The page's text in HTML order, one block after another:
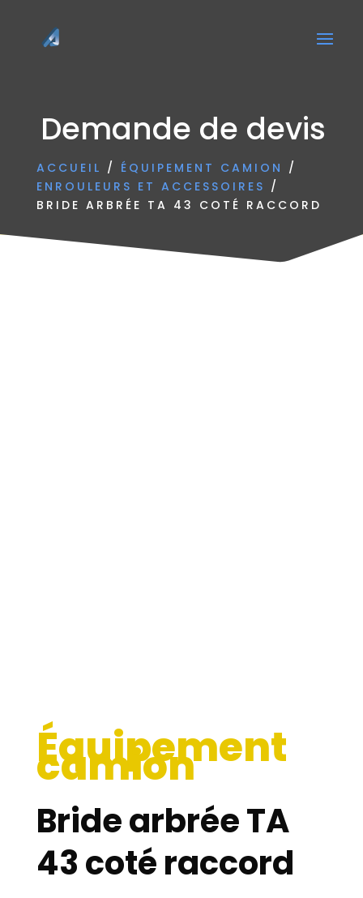
Demande de devis
ACCUEIL / ÉQUIPEMENT CAMION /
ENROULEURS ET ACCESSOIRES /
BRIDE ARBRÉE TA 43 COTÉ RACCORD
Équipement
camion
Bride arbrée TA
43 coté raccord